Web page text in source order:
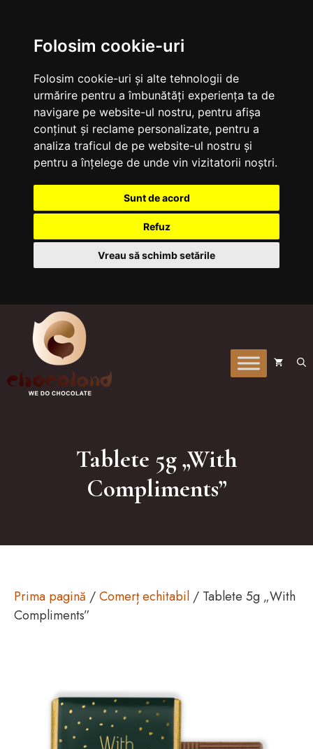
Folosim cookie-uri
Folosim cookie-uri și alte tehnologii de
urmărire pentru a îmbunătăți experiența ta de
navigare pe website-ul nostru, pentru afișa
conținut și reclame personalizate, pentru a
analiza traficul de pe website-ul nostru și
pentru a înțelege de unde vin vizitatorii noștri.
Sunt de acord
Refuz
Vreau să schimb setările
conținut
Tablete 5g „With
Compliments”
Prima pagină /Comerț echitabil / Tablete 5g „With
Compliments”